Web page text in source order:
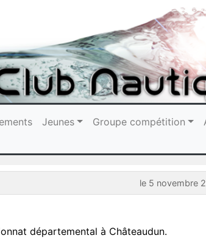
Jeunes Groupe compétition
le 5 novembre
départemental à Châteaudun.